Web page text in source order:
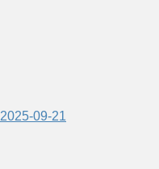
2025-09-21